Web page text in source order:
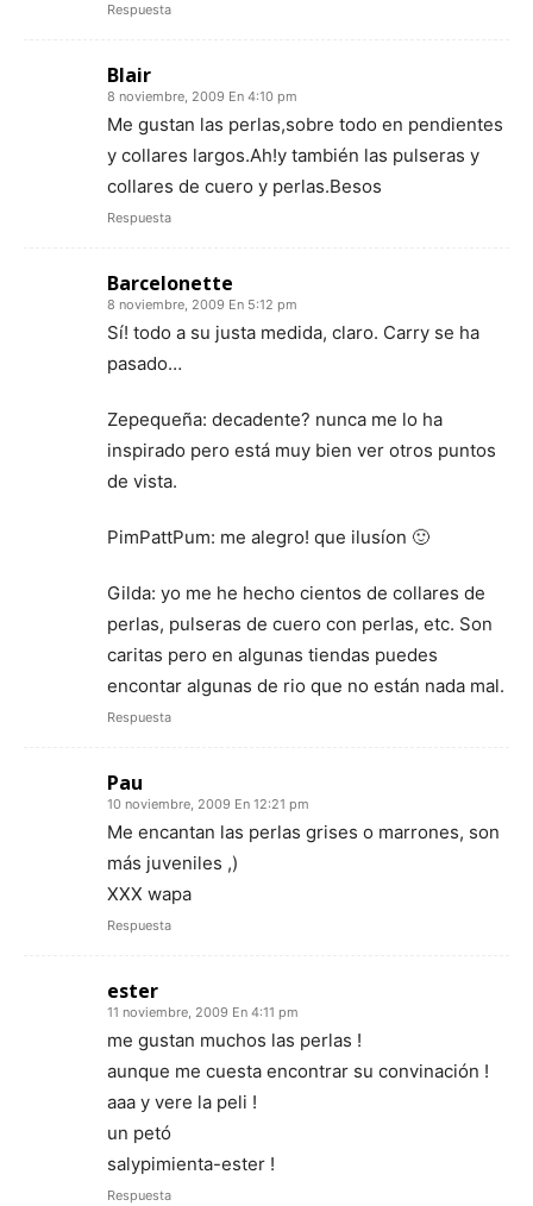
Respuesta
Blair
8 noviembre, 2009 En 4:10 pm
Me gustan las perlas,sobre todo en pendientes
y collares largos.Ah!y también las pulseras y
collares de cuero y perlas.Besos
Respuesta
Barcelonette
8 noviembre, 2009 En 5:12 pm
Sí! todo a su justa medida, claro. Carry se ha
pasado…
Zepequeña: decadente? nunca me lo ha
inspirado pero está muy bien ver otros puntos
de vista.
PimPattPum: me alegro! que ilusíon 🙂
Gilda: yo me he hecho cientos de collares de
perlas, pulseras de cuero con perlas, etc. Son
caritas pero en algunas tiendas puedes
encontar algunas de rio que no están nada mal.
Respuesta
Pau
10 noviembre, 2009 En 12:21 pm
Me encantan las perlas grises o marrones, son
más juveniles ,)
XXX wapa
Respuesta
ester
11 noviembre, 2009 En 4:11 pm
me gustan muchos las perlas !
aunque me cuesta encontrar su convinación !
aaa y vere la peli !
un petó
salypimienta-ester !
Respuesta